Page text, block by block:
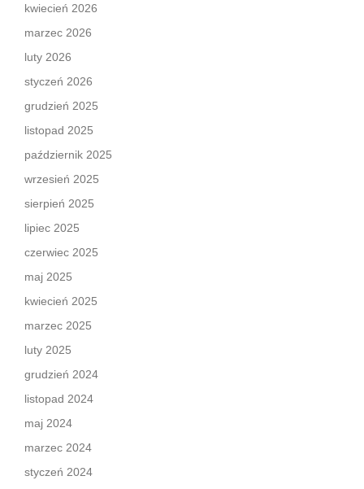
kwiecień 2026
marzec 2026
luty 2026
styczeń 2026
grudzień 2025
listopad 2025
październik 2025
wrzesień 2025
sierpień 2025
lipiec 2025
czerwiec 2025
maj 2025
kwiecień 2025
marzec 2025
luty 2025
grudzień 2024
listopad 2024
maj 2024
marzec 2024
styczeń 2024